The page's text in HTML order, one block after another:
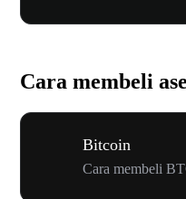
Cara membeli
Bitcoin
Cara membeli